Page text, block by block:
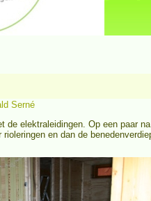
Serné
de elektraleidingen. Op een paar
en dan de